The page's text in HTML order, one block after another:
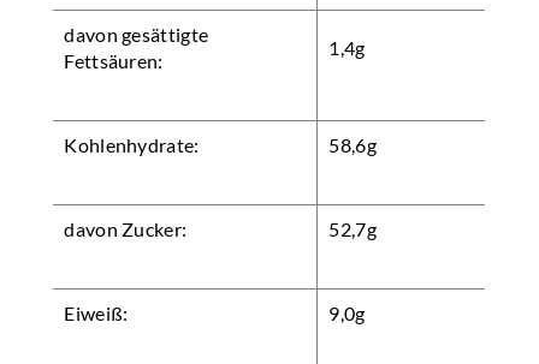
davon gesättigte
Fettsäuren:
1,4g
Kohlenhydrate: 58,6g
davon Zucker: 52,7g
Eiweiß: 9,0g